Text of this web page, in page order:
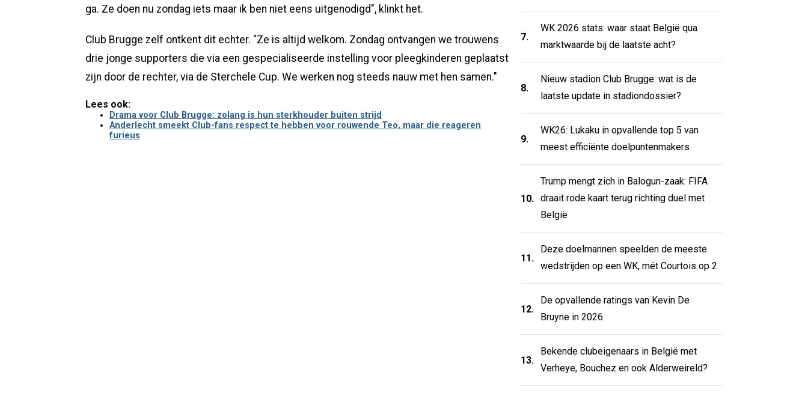
ga. Ze doen nu zondag iets maar ik ben niet eens uitgenodigd", klinkt het.
Club Brugge zelf ontkent dit echter. "Ze is altijd welkom. Zondag ontvangen we trouwens
drie jonge supporters die via een gespecialiseerde instelling voor pleegkinderen geplaatst
zijn door de rechter, via de Sterchele Cup. We werken nog steeds nauw met hen samen."
Lees ook:
Drama voor Club Brugge: zolang is hun sterkhouder buiten strijd
Anderlecht smeekt Club-fans respect te hebben voor rouwende Teo, maar die reageren
furieus
7.
WK 2026 stats: waar staat België qua
marktwaarde bij de laatste acht?
8.
Nieuw stadion Club Brugge: wat is de
laatste update in stadiondossier?
9.
WK26: Lukaku in opvallende top 5 van
meest efficiënte doelpuntenmakers
10.
Trump mengt zich in Balogun-zaak: FIFA
draait rode kaart terug richting duel met
België
11.
Deze doelmannen speelden de meeste
wedstrijden op een WK, mét Courtois op 2
12.
De opvallende ratings van Kevin De
Bruyne in 2026
13.
Bekende clubeigenaars in België met
Verheye, Bouchez en ook Alderweireld?